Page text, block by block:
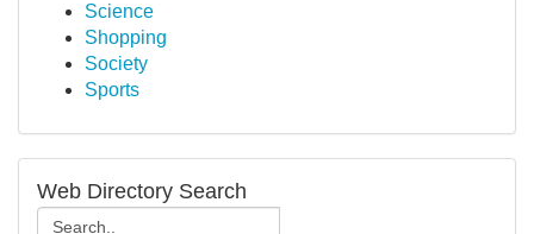
Science
Shopping
Society
Sports
Web Directory Search